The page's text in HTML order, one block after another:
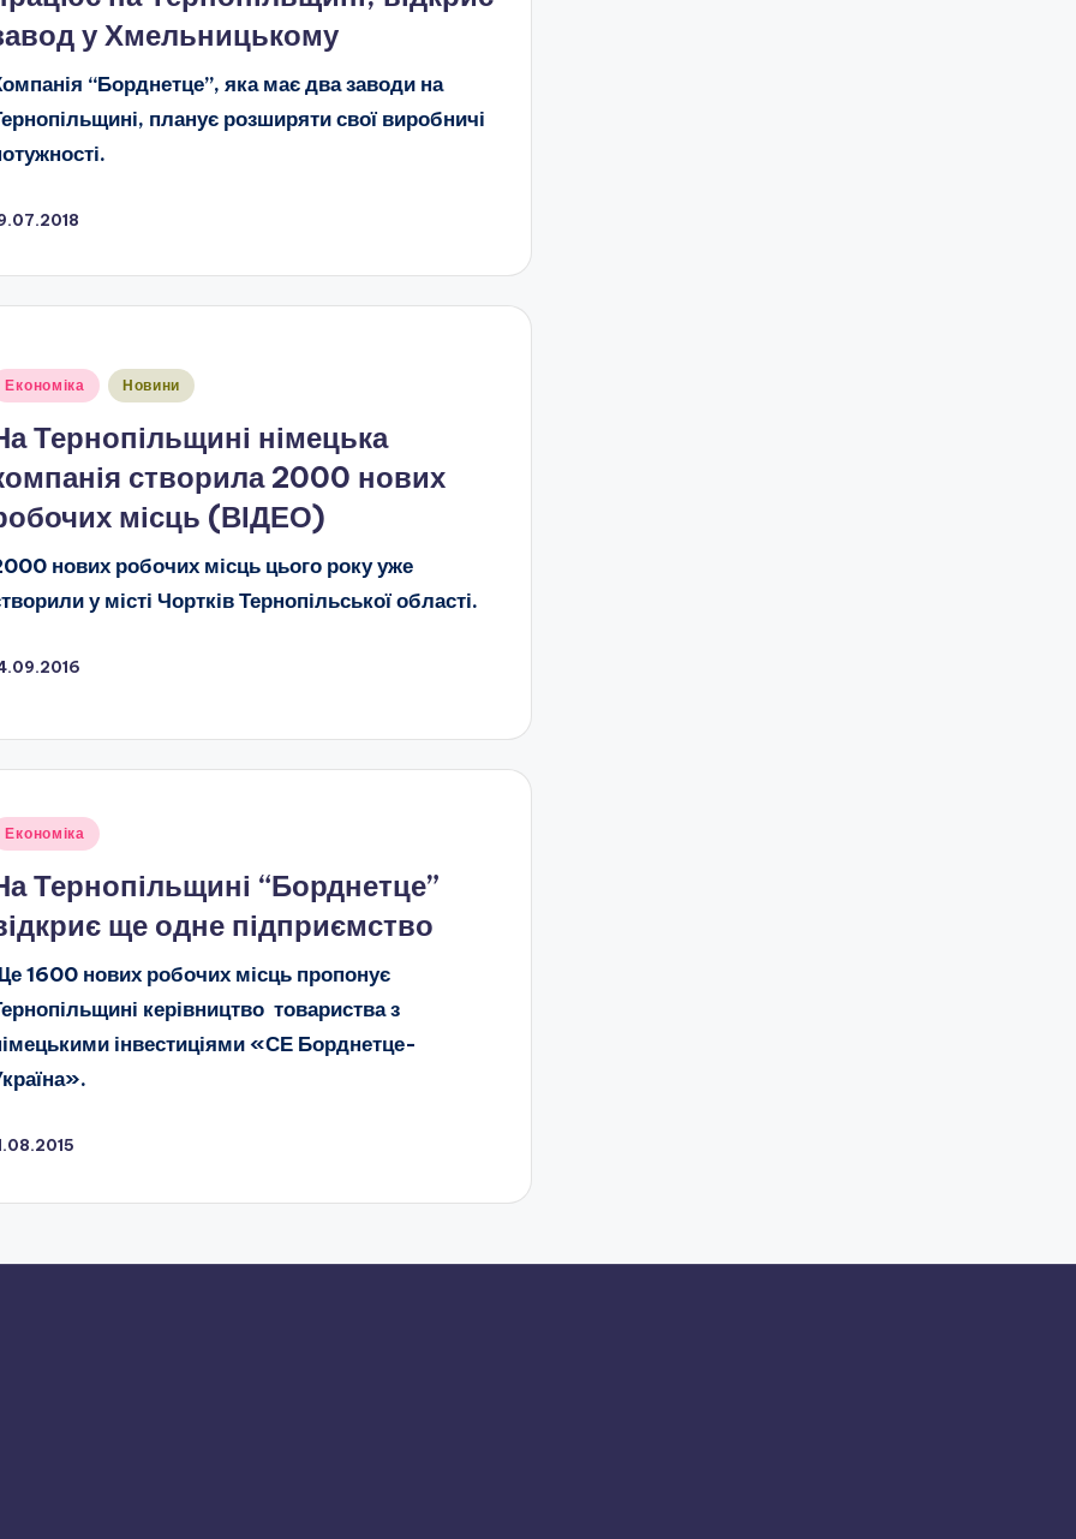
у Хмельницькому
“Борднетце”, яка має два заводи на
планує розширяти свої виробничі
Економіка Новини
Тернопільщині німецька
створила 2000 нових
місць (ВІДЕО)
нових робочих місць цього року уже
у місті Чортків Тернопільської області.
Економіка
Тернопільщині “Борднетце”
ще одне підприємство
1600 нових робочих місць пропонує
керівництво товариства з
інвестиціями «СЕ Борднетце-